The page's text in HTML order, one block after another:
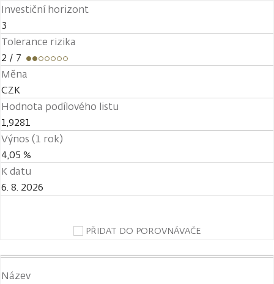
Investiční horizont
3
Tolerance rizika
2 / 7
Měna
CZK
Hodnota podílového listu
1,9281
Výnos (1 rok)
4,05 %
K datu
6. 8. 2026
PŘIDAT DO POROVNÁVAČE
Název